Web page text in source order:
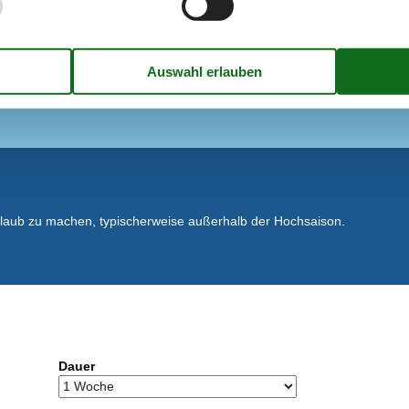
zu machen, typischerweise außerhalb der Hochsaison.
Dauer